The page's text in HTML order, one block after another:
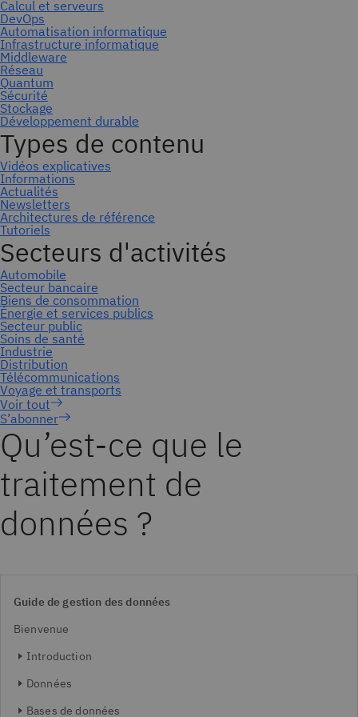
S’abonner
Qu’est-ce que le
traitement de
données ?
Guide de gestion des données
Bienvenue
Introduction
Données
Bases de données